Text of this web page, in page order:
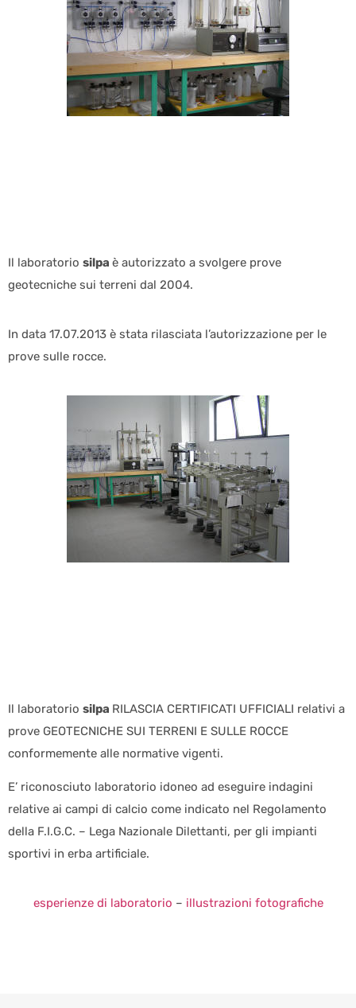
Il laboratorio silpa è autorizzato a svolgere prove
geotecniche sui terreni dal 2004.
In data 17.07.2013 è stata rilasciata l’autorizzazione per le
prove sulle rocce.
Il laboratorio silpa RILASCIA CERTIFICATI UFFICIALI relativi a
prove GEOTECNICHE SUI TERRENI E SULLE ROCCE
conformemente alle normative vigenti.
E’ riconosciuto laboratorio idoneo ad eseguire indagini
relative ai campi di calcio come indicato nel Regolamento
della F.I.G.C. – Lega Nazionale Dilettanti, per gli impianti
sportivi in erba artificiale.
esperienze di laboratorio – illustrazioni fotografiche